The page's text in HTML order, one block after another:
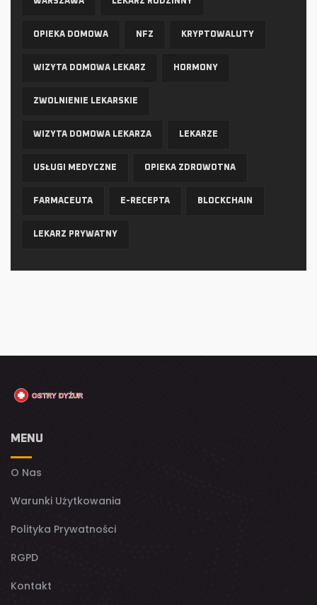
OPIEKA DOMOWA NFZ KRYPTOWALUTY
WIZYTA DOMOWA LEKARZ HORMONY
ZWOLNIENIE LEKARSKIE
WIZYTA DOMOWA LEKARZA LEKARZE
USŁUGI MEDYCZNE OPIEKA ZDROWOTNA
FARMACEUTA E-RECEPTA BLOCKCHAIN
LEKARZ PRYWATNY
MENU
O Nas
Warunki Użytkowania
Polityka Prywatności
RGPD
Kontakt